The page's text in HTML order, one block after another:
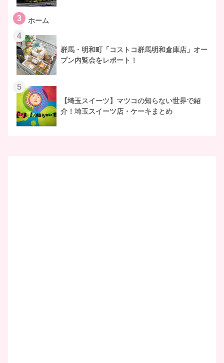
3 ホーム
4
群馬・明和町「コストコ群馬明和倉庫店」オー
プン内覧会をレポート！
5
【埼玉スイーツ】マツコの知らない世界で紹
介！埼玉スイーツ店・ケーキまとめ